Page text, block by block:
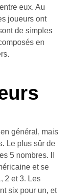
eux. Au
joueurs ont
de simples
en
général, mais
Le plus sûr de
5 nombres. Il
et se
2 et 3. Les
six pour un, et